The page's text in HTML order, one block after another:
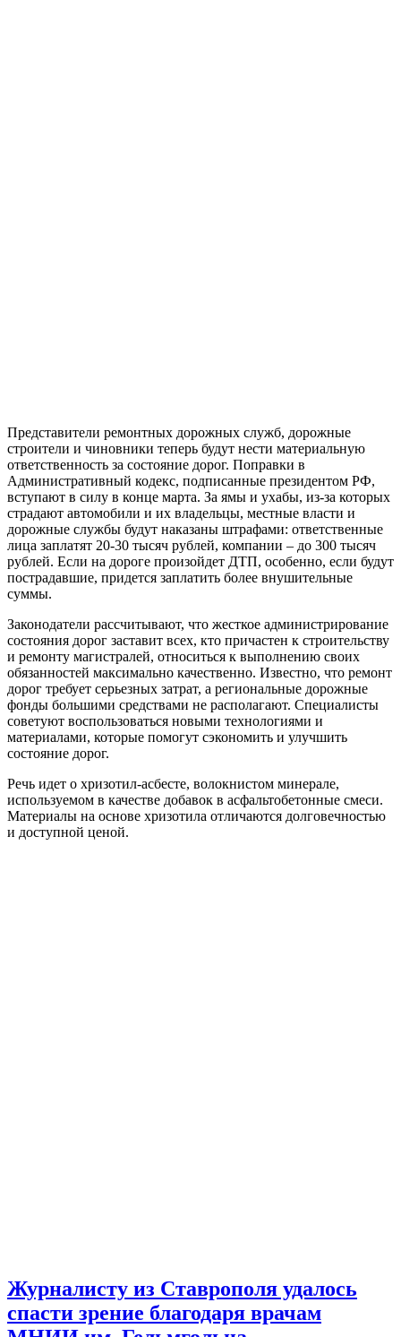
Представители ремонтных дорожных служб, дорожные
строители и чиновники теперь будут нести материальную
ответственность за состояние дорог. Поправки в
Административный кодекс, подписанные президентом РФ,
вступают в силу в конце марта. За ямы и ухабы, из-за которых
страдают автомобили и их владельцы, местные власти и
дорожные службы будут наказаны штрафами: ответственные
лица заплатят 20-30 тысяч рублей, компании – до 300 тысяч
рублей. Если на дороге произойдет ДТП, особенно, если будут
пострадавшие, придется заплатить более внушительные
суммы.
Законодатели рассчитывают, что жесткое администрирование
состояния дорог заставит всех, кто причастен к строительству
и ремонту магистралей, относиться к выполнению своих
обязанностей максимально качественно. Известно, что ремонт
дорог требует серьезных затрат, а региональные дорожные
фонды большими средствами не располагают. Специалисты
советуют воспользоваться новыми технологиями и
материалами, которые помогут сэкономить и улучшить
состояние дорог.
Речь идет о хризотил-асбесте, волокнистом минерале,
используемом в качестве добавок в асфальтобетонные смеси.
Материалы на основе хризотила отличаются долговечностью
и доступной ценой.
Журналисту из Ставрополя удалось
спасти зрение благодаря врачам